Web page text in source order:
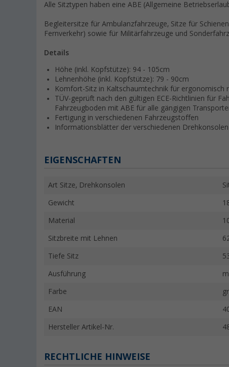
Alle Sitztypen haben eine ABE (Allgemeine
Begleitersitze für Ambulanzfahrzeuge, Sitze für
Fernverkehr) sowie für Militärfahrzeuge und
Details
Höhe (inkl. Kopfstütze): 94 - 105cm
Lehnenhöhe (inkl. Kopfstütze): 79 - 90cm
Komfort-Sitz in Kaltschaumtechnik für ergonomisch
TÜV-geprüft nach den gültigen ECE-Richtlinien für
Fahrzeugboden mit ABE für alle gängigen
Fertigung in verschiedenen Fahrzeugstoffen
Informationsblätter der verschiedenen
EIGENSCHAFTEN
Art Sitze, Drehkonsolen
Gewicht
Material
Sitzbreite mit Lehnen
Tiefe Sitz
Ausführung
Farbe
EAN
Hersteller Artikel-Nr.
RECHTLICHE HINWEISE